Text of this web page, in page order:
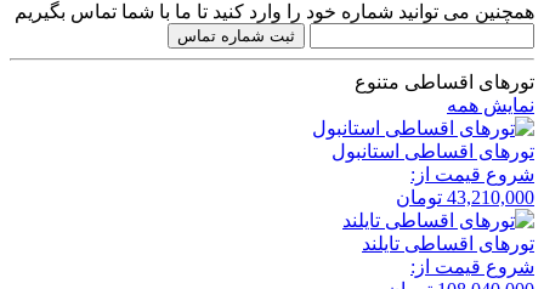
همچنین می توانید شماره خود را وارد کنید تا ما با شما تماس بگیریم
ثبت شماره تماس
تورهای اقساطی متنوع
نمایش همه
تور‌های اقساطی استانبول
شروع قیمت از:
43,210,000 تومان
تور‌های اقساطی تایلند
شروع قیمت از: